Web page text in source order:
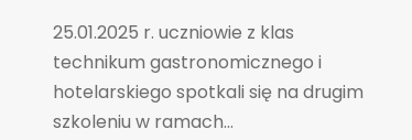
25.01.2025 r. uczniowie z klas
technikum gastronomicznego i
hotelarskiego spotkali się na drugim
szkoleniu w ramach...